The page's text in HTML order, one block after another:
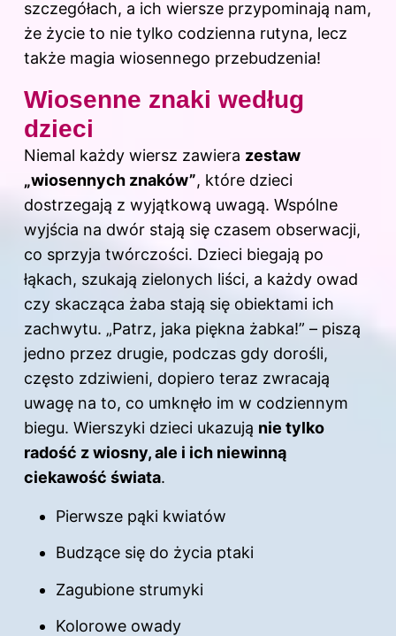
szczegółach, a ich wiersze przypominają nam,
że życie to nie tylko codzienna rutyna, lecz
także magia wiosennego przebudzenia!
Wiosenne znaki według
dzieci
Niemal każdy wiersz zawiera zestaw
„wiosennych znaków”, które dzieci
dostrzegają z wyjątkową uwagą. Wspólne
wyjścia na dwór stają się czasem obserwacji,
co sprzyja twórczości. Dzieci biegają po
łąkach, szukają zielonych liści, a każdy owad
czy skacząca żaba stają się obiektami ich
zachwytu. „Patrz, jaka piękna żabka!” – piszą
jedno przez drugie, podczas gdy dorośli,
często zdziwieni, dopiero teraz zwracają
uwagę na to, co umknęło im w codziennym
biegu. Wierszyki dzieci ukazują nie tylko
radość z wiosny, ale i ich niewinną
ciekawość świata.
Pierwsze pąki kwiatów
Budzące się do życia ptaki
Zagubione strumyki
Kolorowe owady